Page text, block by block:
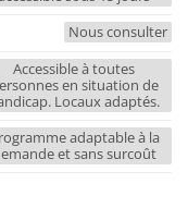
Nous consulter
Accessible à toutes
en situation de
Locaux adaptés.
adaptable à la
et sans surcoût